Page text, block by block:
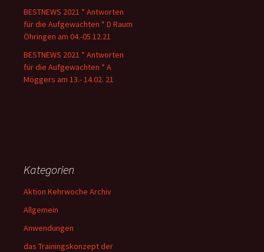
BESTNEWS 2021 * Antworten
für die Aufgewachten * D Raum
Öhringen am 04.-05.12.21
BESTNEWS 2021 * Antworten
für die Aufgewachten * A
Möggers am 13.- 14.02. 21
Kategorien
Aktion Kehrwoche Archiv
Allgemein
Anwendungen
das Trainingskonzept der